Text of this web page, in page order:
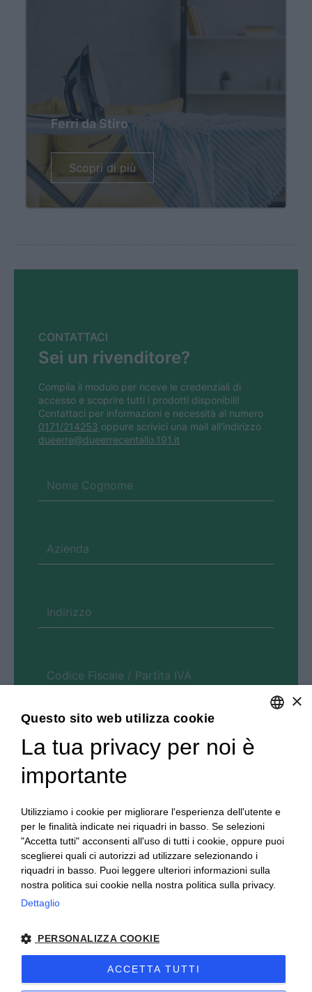
Ferri da Stiro
Scopri di più
CONTATTACI
Sei un rivenditore?
Compila il modulo per riceve le credenziali di
accesso e scoprire tutti i prodotti disponibili!
Contattaci per informazioni e necessità al numero
0171/214253 oppure scrivici una mail all'indirizzo
dueerre@dueerrecentallo.191.it
Ho letto e compreso laprivacy policy
×
Questo sito web utilizza cookie
La tua privacy per noi è
importante
Utilizziamo i cookie per migliorare l'esperienza dell'utente e
per le finalità indicate nei riquadri in basso. Se selezioni
"Accetta tutti" acconsenti all'uso di tutti i cookie, oppure puoi
sceglierei quali ci autorizzi ad utilizzare selezionando i
riquadri in basso. Puoi leggere ulteriori informazioni sulla
nostra politica sui cookie nella nostra politica sulla privacy.
Dettaglio
PERSONALIZZA COOKIE
ACCETTA TUTTI